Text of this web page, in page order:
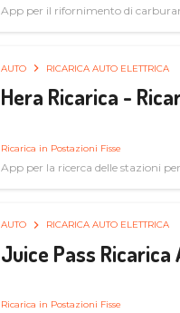
App per il rifornimento di
AUTO RICARICA AUTO ELETTRICA
Hera Ricarica -
Ricarica in Postazioni Fisse
App per la ricerca delle stazioni
AUTO RICARICA AUTO ELETTRICA
Juice Pass
Ricarica in Postazioni Fisse